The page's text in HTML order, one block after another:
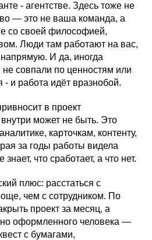
- агентстве. Здесь тоже не
— это не ваша команда, а
со своей философией,
Люди там работают на вас,
И да, иногда
не совпали по ценностям или
и работа идёт вразнобой.
в проект
может не быть. Это
карточкам, контенту,
за годы работы видела
что сработает, а что нет.
плюс: расстаться с
чем с сотрудником. По
проект за месяц, а
оформленного человека —
с бумагами,